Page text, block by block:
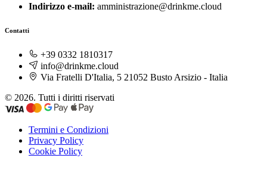
Indirizzo e-mail: amministrazione@drinkme.cloud
Contatti
+39 0332 1810317
info@drinkme.cloud
Via Fratelli D'Italia, 5 21052 Busto Arsizio - Italia
© 2026. Tutti i diritti riservati
Termini e Condizioni
Privacy Policy
Cookie Policy